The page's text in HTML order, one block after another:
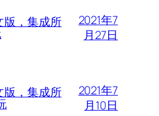
版，集成所
2021年7
月27日
版，集成所
2021年7
月10日